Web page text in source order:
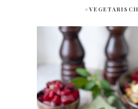
#VEGETARISCH